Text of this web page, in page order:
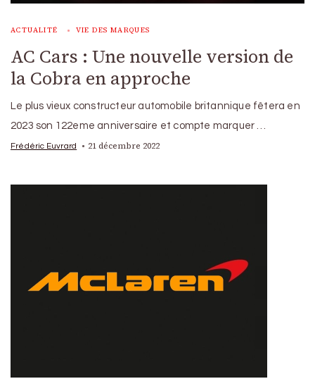
ACTUALITÉ VIE DES MARQUES
AC Cars : Une nouvelle version de
la Cobra en approche
Le plus vieux constructeur automobile britannique fêtera en
2023 son 122eme anniversaire et compte marquer …
Frédéric Euvrard 21 décembre 2022